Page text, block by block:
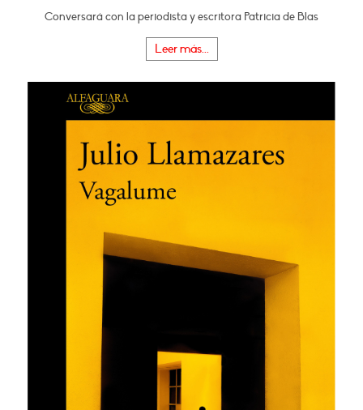
Conversará con la periodista y escritora Patricia de Blas
Leer más...